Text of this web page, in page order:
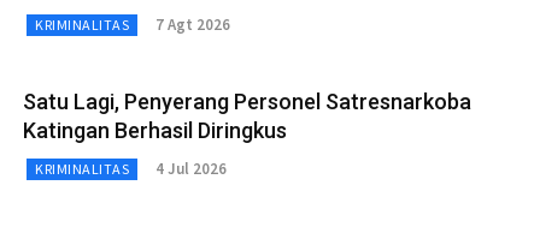
KRIMINALITAS 7 Agt 2026
Satu Lagi, Penyerang Personel Satresnarkoba
Katingan Berhasil Diringkus
KRIMINALITAS 4 Jul 2026